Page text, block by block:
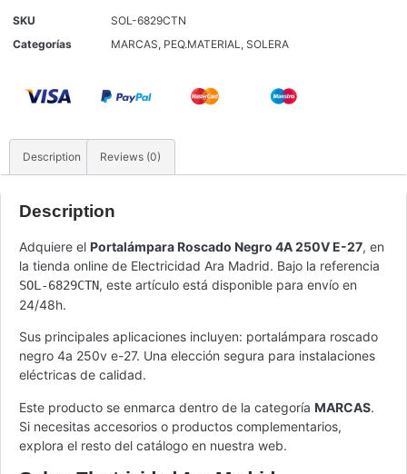
SKU
SOL-6829CTN
Categorías
MARCAS, PEQ.MATERIAL , SOLERA
Description Reviews (0)
Description
Adquiere el Portalámpara Roscado Negro 4A 250V E-27, en
la tienda online de Electricidad Ara Madrid. Bajo la referencia
SOL-6829CTN, este artículo está disponible para envío en
24/48h.
Sus principales aplicaciones incluyen: portalámpara roscado
negro 4a 250v e-27. Una elección segura para instalaciones
eléctricas de calidad.
Este producto se enmarca dentro de la categoría MARCAS.
Si necesitas accesorios o productos complementarios,
explora el resto del catálogo en nuestra web.